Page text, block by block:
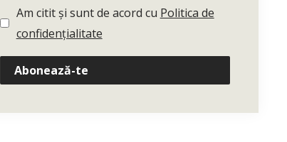
Am citit și sunt de acord cu Politica de
confidențialitate
Abonează-te